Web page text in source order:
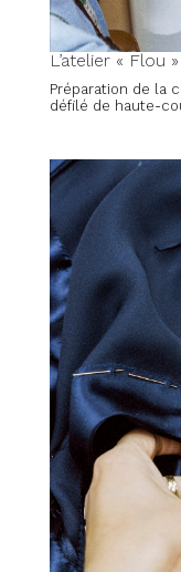
L’atelier « Flou
Préparation de la
défilé de haute-